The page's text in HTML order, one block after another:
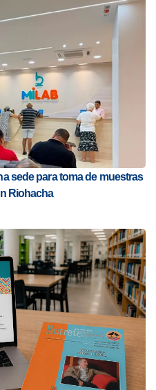
sede para toma de muestras
Riohacha